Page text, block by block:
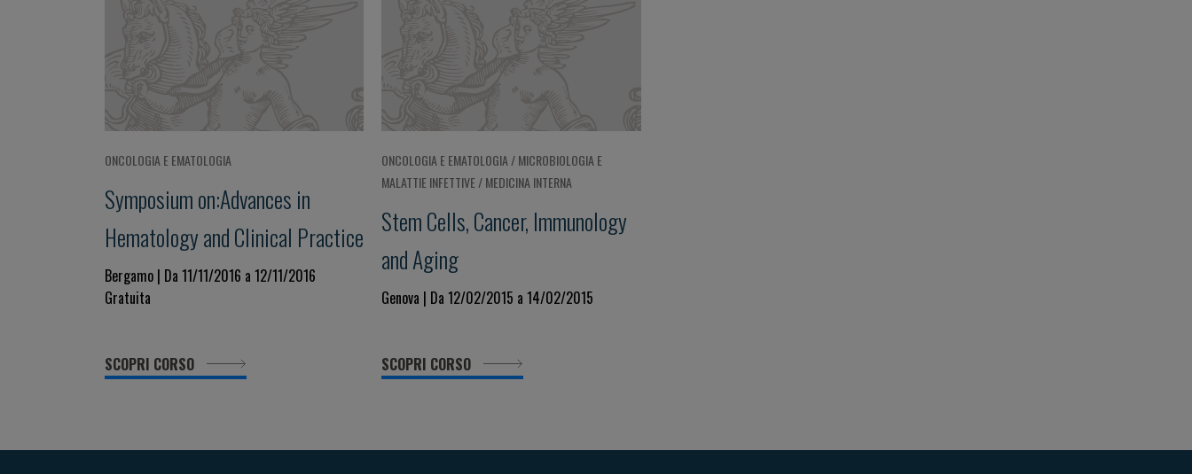
ONCOLOGIA E EMATOLOGIA
Symposium on:Advances in
Hematology and Clinical Practice
Bergamo | Da 11/11/2016 a 12/11/2016
Gratuita
SCOPRI CORSO
ONCOLOGIA E EMATOLOGIA / MICROBIOLOGIA E
MALATTIE INFETTIVE / MEDICINA INTERNA
Stem Cells, Cancer, Immunology
and Aging
Genova | Da 12/02/2015 a 14/02/2015
SCOPRI CORSO